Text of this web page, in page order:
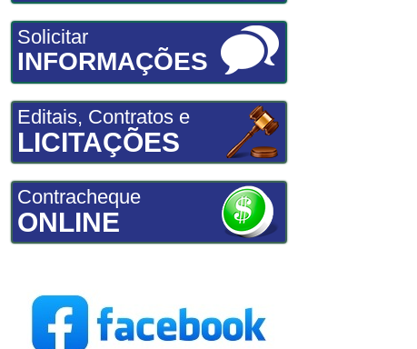
Solicitar
INFORMAÇÕES
Editais, Contratos e
LICITAÇÕES
Contracheque
ONLINE